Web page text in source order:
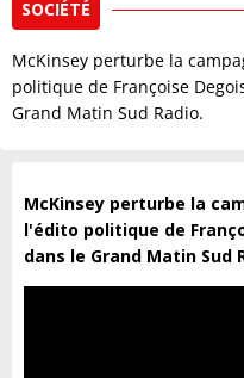
SOCIÉTÉ
McKinsey perturbe la
politique de Françoise
Grand Matin Sud Radio.
McKinsey perturbe la
l'édito politique de
dans le Grand Matin Sud